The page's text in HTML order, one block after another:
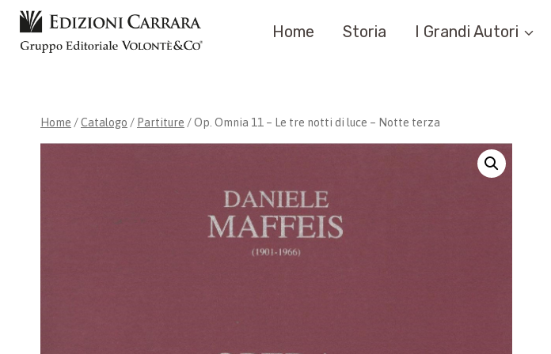
Salta
contenuto
Home Storia I Grandi Autori
Home /Catalogo / Partiture /Op. Omnia 11 – Le tre notti di luce – Notte terza